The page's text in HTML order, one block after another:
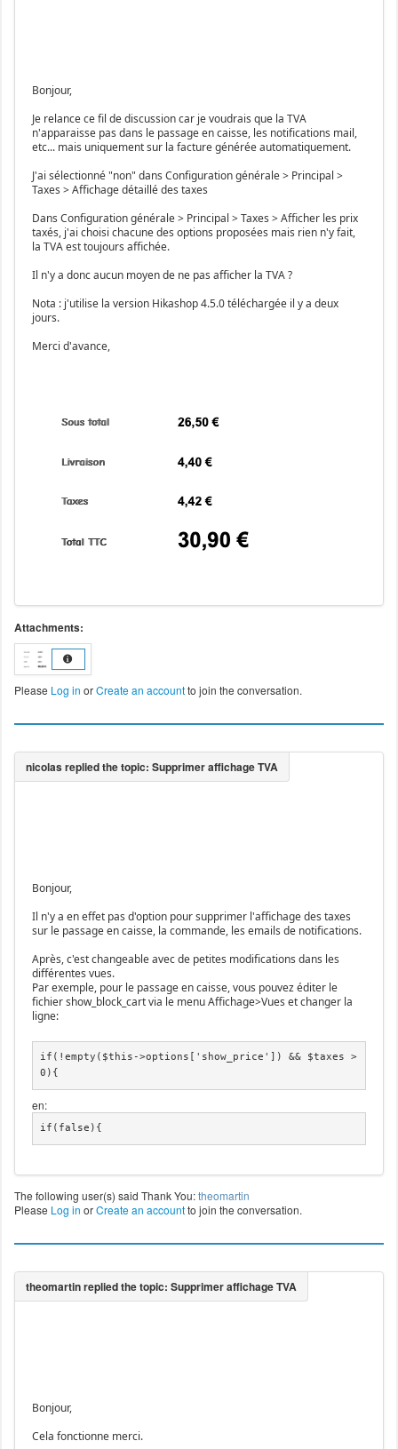
Bonjour,
Je relance ce fil de discussion car je voudrais que la TVA
n'apparaisse pas dans le passage en caisse, les notifications mail,
etc... mais uniquement sur la facture générée automatiquement.
J'ai sélectionné "non" dans Configuration générale > Principal >
Taxes > Affichage détaillé des taxes
Dans Configuration générale > Principal > Taxes > Afficher les prix
taxés, j'ai choisi chacune des options proposées mais rien n'y fait,
la TVA est toujours affichée.
Il n'y a donc aucun moyen de ne pas afficher la TVA ?
Nota : j'utilise la version Hikashop 4.5.0 téléchargée il y a deux
jours.
Merci d'avance,
Attachments:
Please Log in orCreate an accountto join the conversation.
Bonjour,
Il n'y a en effet pas d'option pour supprimer l'affichage des taxes
sur le passage en caisse, la commande, les emails de notifications.
Après, c'est changeable avec de petites modifications dans les
différentes vues.
Par exemple, pour le passage en caisse, vous pouvez éditer le
fichier show_block_cart via le menu Affichage>Vues et changer la
ligne:
if(!empty($this->options['show_price']) && $taxes >
0){
en:
if(false){
The following user(s) said Thank You:theomartin
Please Log in orCreate an accountto join the conversation.
Bonjour,
Cela fonctionne merci.